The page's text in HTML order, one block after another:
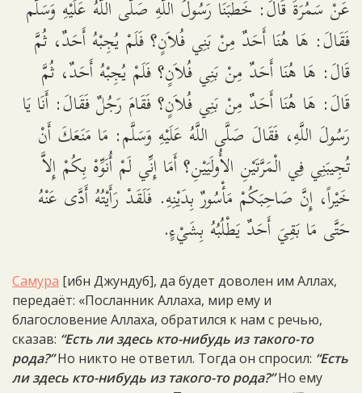
عَنْ سَمُرَةَ قَالَ: خَطَبَنَا رَسُولُ اللَّهِ صَلَّى اللَّهُ عَلَيْهِ وَسَلَّم
فَقَالَ: هَا هُنَا أَحَدٌ مِنْ بَنِي فُلاَنٍ؟ فَلَمْ يُجِبْهُ أَحَدٌ، ثُمَّ
قَالَ: هَا هُنَا أَحَدٌ مِنْ بَنِي فُلاَنٍ؟ فَلَمْ يُجِبْهُ أَحَدٌ، ثُمَّ
قَالَ: هَا هُنَا أَحَدٌ مِنْ بَنِي فُلاَنٍ؟ فَقَامَ رَجُلٌ فَقَالَ: أَنَا يَا
رَسُولَ اللَّهِ، فَقَالَ صَلَّى اللَّهُ عَلَيْهِ وَسَلَّم: مَا مَنَعَكَ أَنْ
تُجِيبَنِي فِي الْمَرَّتَيْنِ الأُولَيَيْنِ؟ أَمَا إِنِّي لَمْ أُنَوِّهْ بِكُمْ إِلاَّ
خَيْراً، إِنَّ صَاحِبَكُمْ مَأْسُورٌ بِدَيْنِهِ. فَلَقَدْ رَأَيْتُهُ أَدَّى عَنْهُ
حَتَّى مَا بَقِيَ أَحَدٌ يَطْلُبُهُ بِشَيْءٍ.
Самура [ибн Джундуб], да будет доволен им Аллах,
передаёт: «Посланник Аллаха, мир ему и
благословение Аллаха, обратился к нам с речью,
сказав: “Есть ли здесь кто-нибудь из такого-то
рода?” Но никто не ответил. Тогда он спросил: “Есть
ли здесь кто-нибудь из такого-то рода?”Но ему